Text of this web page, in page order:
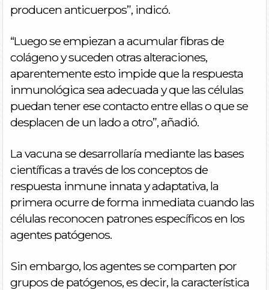
producen anticuerpos”, indicó.
“Luego se empiezan a acumular fibras de
colágeno y suceden otras alteraciones,
aparentemente esto impide que la respuesta
inmunológica sea adecuada y que las células
puedan tener ese contacto entre ellas o que se
desplacen de un lado a otro”, añadió.
La vacuna se desarrollaría mediante las bases
científicas a través de los conceptos de
respuesta inmune innata y adaptativa, la
primera ocurre de forma inmediata cuando las
células reconocen patrones específicos en los
agentes patógenos.
Sin embargo, los agentes se comparten por
grupos de patógenos, es decir, la característica